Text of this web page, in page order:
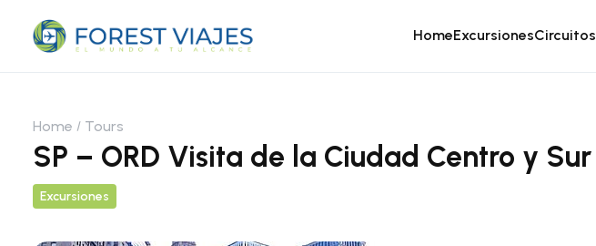
HomeExcursionesCircuitos
Home Tours
SP – ORD Visita de la Ciudad Centro y Sur
Excursiones